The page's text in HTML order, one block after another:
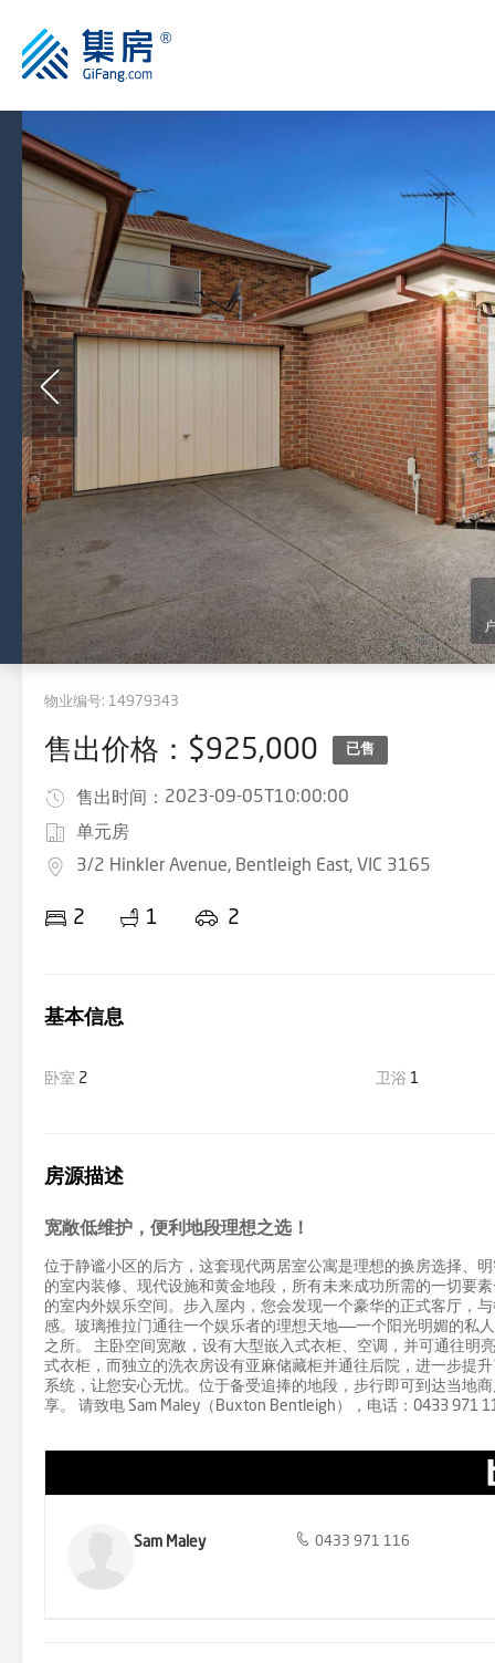
物业编号: 14979343
售出价格：$925,000 已售
售出时间： 2023-09-05T10:00:00
单元房
3/2 Hinkler Avenue, Bentleigh East, VIC 3165
2 1 2
基本信息
卧室 2 卫浴 1
房源描述
宽敞低维护，便利地段理想之选！
位于静谧小区的后方，这套现代两居室公寓是理想的换房选择、
的室内装修、现代设施和黄金地段，所有未来成功所需的一切要
的室内外娱乐空间。步入屋内，您会发现一个豪华的正式客厅，
感。玻璃推拉门通往一个娱乐者的理想天地——一个阳光明媚的私
之所。 主卧空间宽敞，设有大型嵌入式衣柜、空调，并可通往明
式衣柜，而独立的洗衣房设有亚麻储藏柜并通往后院，进一步提
系统，让您安心无忧。位于备受追捧的地段，步行即可到达当地
享。 请致电 Sam Maley（Buxton Bentleigh），电话：0433 971
Sam Maley 0433 971 116